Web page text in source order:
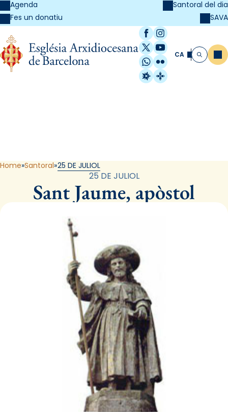
Agenda
Fes un donatiu
Santoral del dia
SAVA
Facebook
Instagram
X / Twitter
YouTube
WhatsApp
Flickr
Radio Estel
Catalunya
CA Cerca
Home Santoral 25 DE JULIOL
25 DE JULIOL
Sant Jaume, apòstol